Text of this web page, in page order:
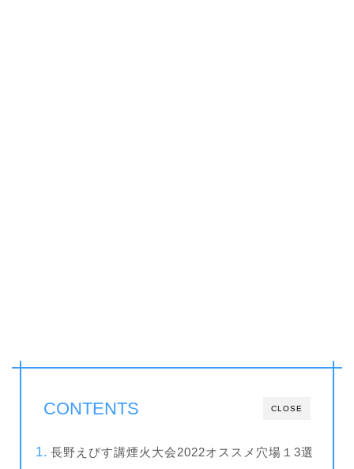
CLOSE
CONTENTS
長野えびす講煙火大会2022オススメ穴場１3選